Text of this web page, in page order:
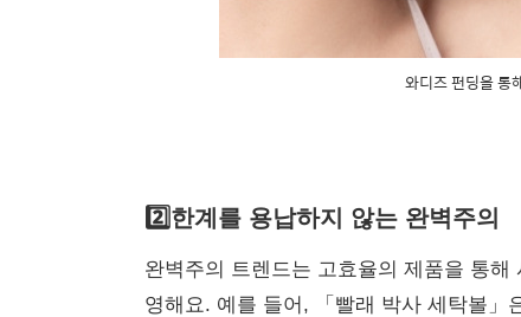
와디즈 펀딩을 통
2️⃣한계를 용납하지 않는 완벽주의
완벽주의 트렌드는 고효율의 제품을 통
영해요. 예를 들어, 「빨래 박사 세탁볼」